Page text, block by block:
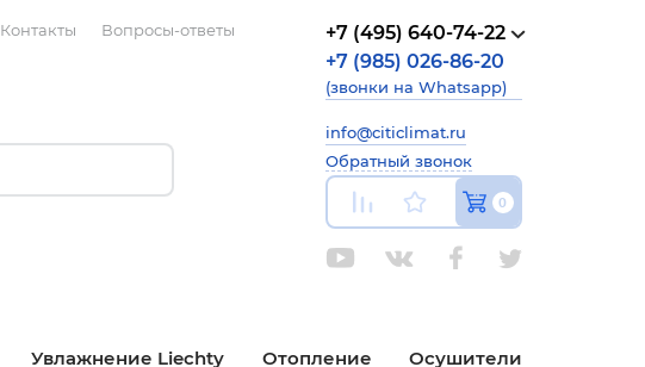
Контакты Вопросы-ответы
+7 (495) 640-74-22
+7 (985) 026-86-20
(звонки на Whatsapp)
info@citiclimat.ru
Обратный звонок
0
Увлажнение Liechty Отопление Осушители